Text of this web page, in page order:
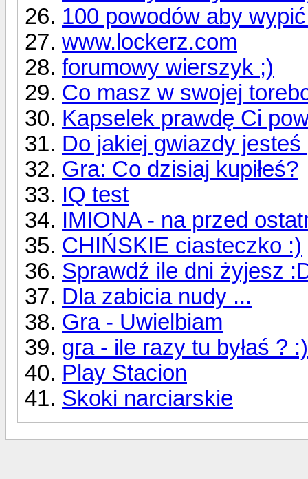
100 powodów aby
www.lockerz.com
forumowy wierszyk ;)
Co masz w swojej
Kapselek prawdę Ci
Do jakiej gwiazdy
Gra: Co dzisiaj kupiłeś?
IQ test
IMIONA - na przed
CHIŃSKIE ciasteczko :)
Sprawdź ile dni żyjesz
Dla zabicia nudy ...
Gra - Uwielbiam
gra - ile razy tu byłaś ? :)
Play Stacion
Skoki narciarskie